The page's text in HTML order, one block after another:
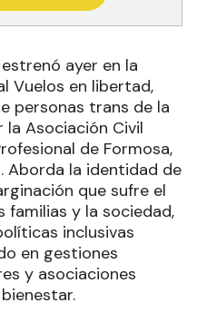
ayer en la
Vuelos en libertad,
personas trans de la
la Asociación Civil
de Formosa,
Aborda la identidad de
que sufre el
y la sociedad,
inclusivas
en gestiones
y asociaciones